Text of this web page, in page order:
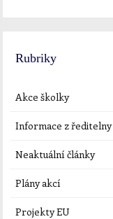
Rubriky
Akce školky
Informace z ředitelny
Neaktuální články
Plány akcí
Projekty EU